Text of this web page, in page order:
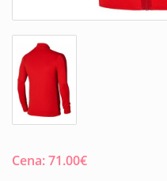
Cena:71.00€